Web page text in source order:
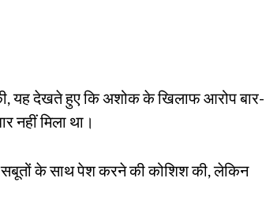
यह देखते हुए कि अशोक के खिलाफ आरोप बार-
नहीं मिला था।
सबूतों के साथ पेश करने की कोशिश की, लेकिन